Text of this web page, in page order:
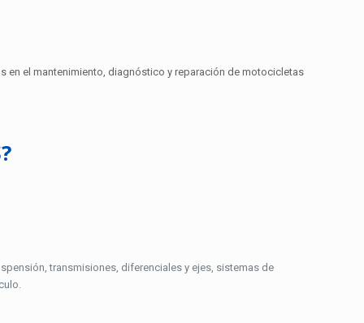
en el mantenimiento, diagnóstico y reparación de motocicletas
transmisiones, diferenciales y ejes, sistemas de